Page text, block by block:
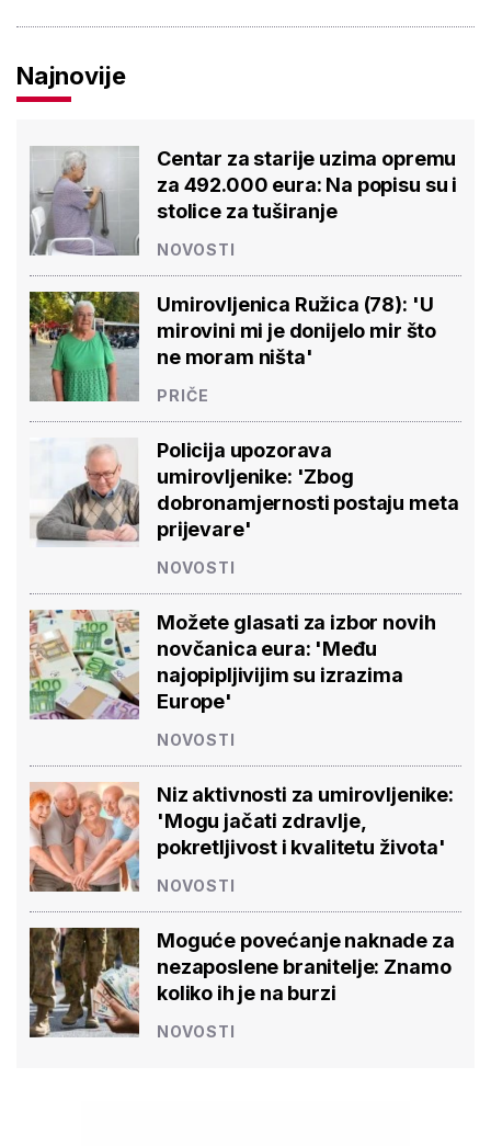
Najnovije
Centar za starije uzima opremu
za 492.000 eura: Na popisu su i
stolice za tuširanje
NOVOSTI
Umirovljenica Ružica (78): 'U
mirovini mi je donijelo mir što
ne moram ništa'
PRIČE
Policija upozorava
umirovljenike: 'Zbog
dobronamjernosti postaju meta
prijevare'
NOVOSTI
Možete glasati za izbor novih
novčanica eura: 'Među
najopipljivijim su izrazima
Europe'
NOVOSTI
Niz aktivnosti za umirovljenike:
'Mogu jačati zdravlje,
pokretljivost i kvalitetu života'
NOVOSTI
Moguće povećanje naknade za
nezaposlene branitelje: Znamo
koliko ih je na burzi
NOVOSTI